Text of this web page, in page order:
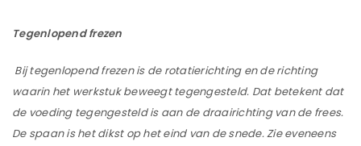
Tegenlopend frezen
Bij tegenlopend frezen is de rotatierichting en de richting
waarin het werkstuk beweegt tegengesteld. Dat betekent dat
de voeding tegengesteld is aan de draairichting van de frees.
De spaan is het dikst op het eind van de snede. Zie eveneens